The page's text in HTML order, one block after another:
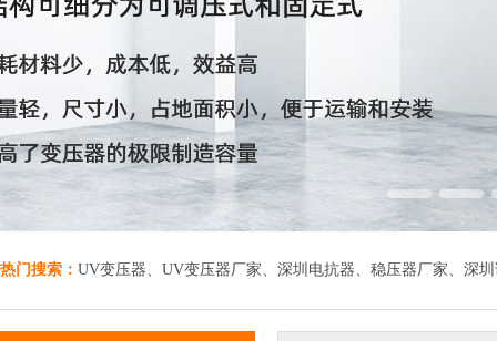
热门搜索： UV变压器、 UV变压器厂家、 深圳电抗器、 稳压器厂家、 深